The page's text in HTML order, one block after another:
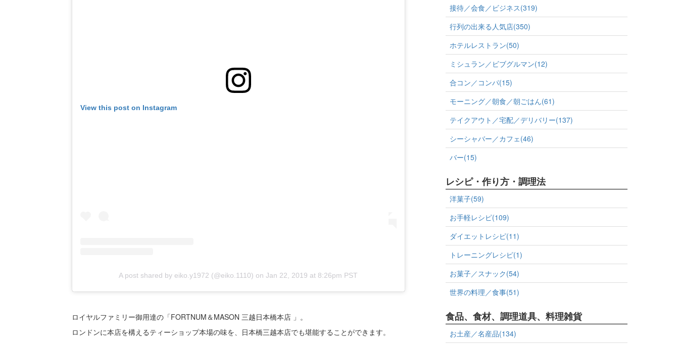
View this post on Instagram
A post shared by eiko.y1972 (@eiko.1110) onJan 22, 2019 at 8:26pm PST
ロイヤルファミリー御用達の「FORTNUM＆MASON 三越日本橋本店 」。
ロンドンに本店を構えるティーショップ本場の味を、日本橋三越本店でも堪能することができます。
接待／会食／ビジネス(319)
行列の出来る人気店(350)
ホテルレストラン(50)
ミシュラン／ビブグルマン(12)
合コン／コンパ(15)
モーニング／朝食／朝ごはん(61)
テイクアウト／宅配／デリバリー(137)
シーシャバー／カフェ(46)
バー(15)
レシピ・作り方・調理法
洋菓子(59)
お手軽レシピ(109)
ダイエットレシピ(11)
トレーニングレシピ(1)
お菓子／スナック(54)
世界の料理／食事(51)
食品、食材、調理道具、料理雑貨
お土産／名産品(134)